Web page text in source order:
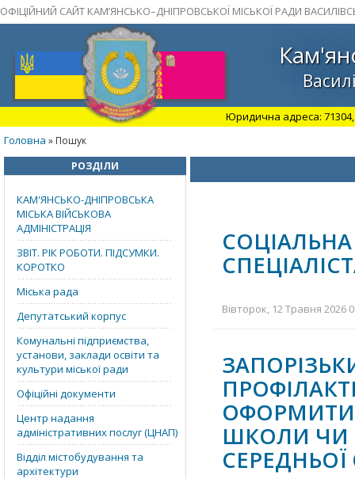
ОФІЦІЙНИЙ САЙТ КАМ’ЯНСЬКО–ДНІПРОВСЬКОЇ МІСЬКОЇ РАДИ
Юридична адреса: 71304,
Головна » Пошук
РОЗДІЛИ
КАМ'ЯНСЬКО-ДНІПРОВСЬКА
МІСЬКА ВІЙСЬКОВА
АДМІНІСТРАЦІЯ
ЗВІТ. РІК РОБОТИ. ПІДСУМКИ.
КОРОТКО
Міська рада
Депутатський корпус
Комунальні підприємства,
установи, заклади освіти та
культури міської ради
Офіційні документи
Центр надання
адміністративних послуг (ЦНАП)
Відділ містобудування та
архітектури
Вівторок, 12 Травня 2026
ШКОЛИ ЧИ
СЕРЕДНЬОЇ